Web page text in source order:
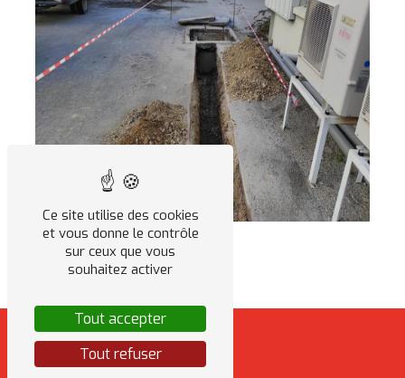
Ce site utilise des cookies
et vous donne le contrôle
sur ceux que vous
souhaitez activer
Tout accepter
Tout refuser